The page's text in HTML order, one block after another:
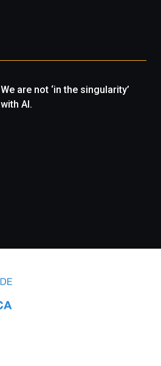
We are not ‘in the singularity’
with AI.